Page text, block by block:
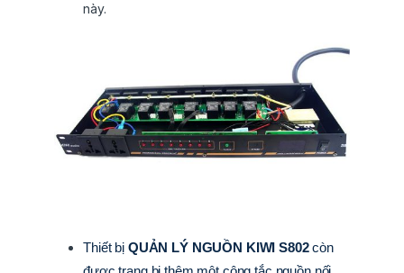
này.
Thiết bị QUẢN LÝ NGUỒN KIWI S802còn